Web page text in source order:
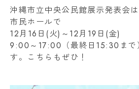
沖縄市立中央公民館展示発表会
市民ホールで
12月16日(火)～12月19日(金)
9:00～17:00（最終日15:30まで
す。こちらもぜひ！